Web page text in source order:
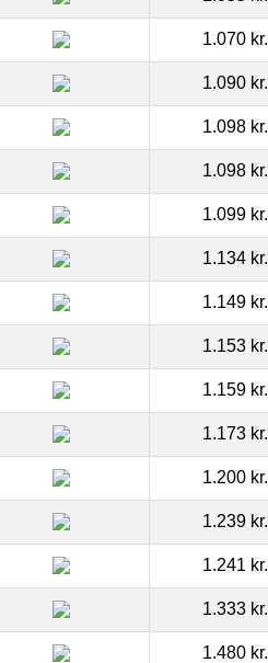
1.070 kr.
1.090 kr.
1.098 kr.
1.098 kr.
1.099 kr.
1.134 kr.
1.149 kr.
1.153 kr.
1.159 kr.
1.173 kr.
1.200 kr.
1.239 kr.
1.241 kr.
1.333 kr.
1.480 kr.